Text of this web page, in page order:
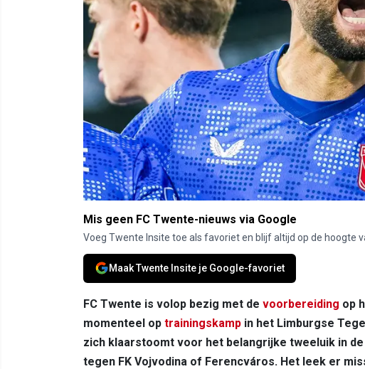
Mis geen FC Twente-nieuws via Google
Voeg Twente Insite toe als favoriet en blijf altijd op de hoogte
Maak Twente Insite je Google-favoriet
FC Twente is volop bezig met de voorbereiding op
momenteel op trainingskamp in het Limburgse
zich klaarstoomt voor het belangrijke tweeluik in
tegen FK Vojvodina of Ferencváros. Het leek er